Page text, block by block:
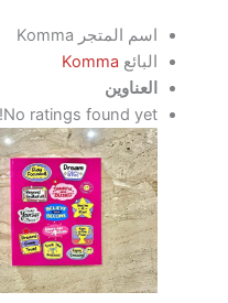
اسم المتجر Komma
Komma
العناوين
No ratings found yet!
هناك
العديد
من
الأشكال
المختلفة
لهذا
المنتج.